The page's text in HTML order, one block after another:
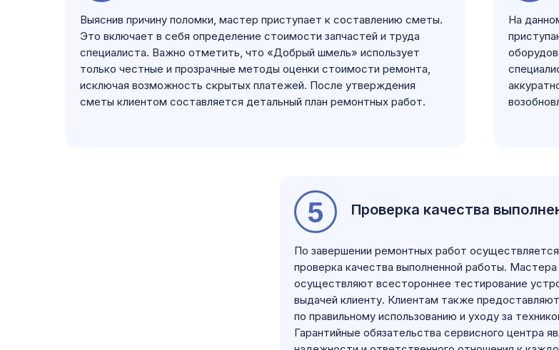
Выяснив причину поломки, мастер приступает к составлению сметы.
Это включает в себя определение стоимости запчастей и труда
специалиста. Важно отметить, что «Добрый шмель» использует
только честные и прозрачные методы оценки стоимости ремонта,
исключая возможность скрытых платежей. После утверждения
сметы клиентом составляется детальный план ремонтных работ.
На
Проверка качества
По завершении ремонтных работ
проверка качества выполненной работы.
осуществляют всестороннее тестирование
выдачей клиенту. Клиентам также
по правильному использованию и уходу за
Гарантийные обязательства сервисного центра
5